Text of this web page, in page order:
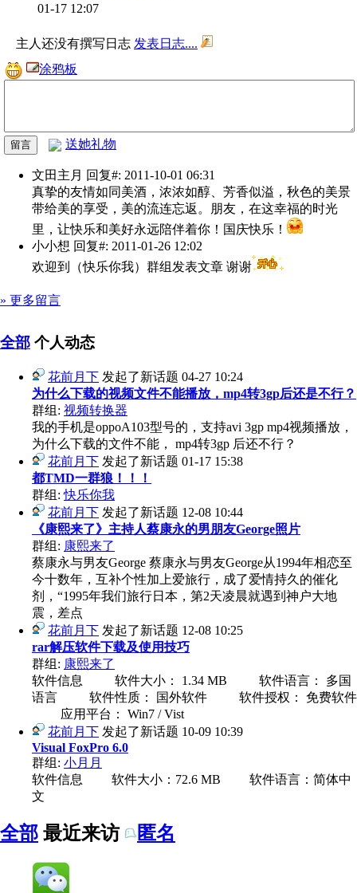
01-17 12:07
主人还没有撰写日志 发表日志....
涂鸦板
送她礼物
文田主月 回复#: 2011-10-01 06:31
真挚的友情如同美酒，浓浓如醇、芳香似溢，秋色的美景
带给美的享受，美的流连忘返。朋友，在这幸福的时光
里，让快乐和美好永远陪伴着你！国庆快乐！
小小想 回复#: 2011-01-26 12:02
欢迎到（快乐你我）群组发表文章 谢谢
» 更多留言
全部 个人动态
花前月下 发起了新话题 04-27 10:24
为什么下载的视频文件不能播放，mp4转3gp后还是不行？
群组: 视频转换器
我的手机是oppoA103型号的，支持avi 3gp mp4视频播放，
为什么下载的文件不能， mp4转3gp 后还不行？
花前月下 发起了新话题 01-17 15:38
都TMD一群狼！！！
群组:快乐你我
花前月下 发起了新话题 12-08 10:44
《康熙来了》主持人蔡康永的男朋友George照片
群组: 康熙来了
蔡康永与男友George 蔡康永与男友George从1994年相恋至
今十数年，互补个性加上爱旅行，成了爱情持久的催化
剂，“1995年我们旅行日本，第2天凌晨就遇到神户大地
震，差点
花前月下 发起了新话题 12-08 10:25
rar解压软件下载及使用技巧
群组: 康熙来了
软件信息 软件大小： 1.34 MB 软件语言： 多国
语言 软件性质： 国外软件 软件授权： 免费软件
应用平台： Win7 / Vist
花前月下 发起了新话题 10-09 10:39
Visual FoxPro 6.0
群组: 小月月
软件信息 软件大小：72.6 MB 软件语言：简体中
文
全部 最近来访 匿名